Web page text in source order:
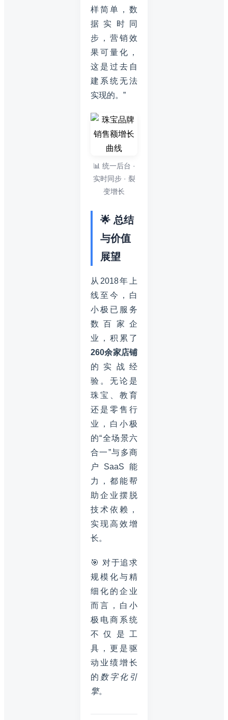
样简单，数
据实时同
步，营销效
果可量化，
这是过去自
建系统无法
实现的。”
📊 统一后台 ·
实时同步 · 裂
变增长
🌟 总结
与价值
展望
从2018年上
线至今，白
小极已服务
数百家企
业，积累了
260余家店铺
的实战经
验。无论是
珠宝、教育
还是零售行
业，白小极
的“全场景六
合一”与多商
户SaaS能
力，都能帮
助企业摆脱
技术依赖，
实现高效增
长。
🎯 对于追求
规模化与精
细化的企业
而言，白小
极电商系统
不仅是工
具，更是驱
动业绩增长
的 数字化引
擎。